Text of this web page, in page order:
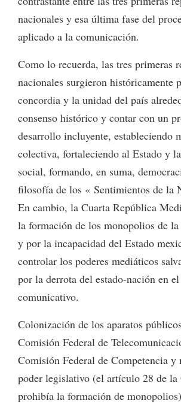
nacionales y esa última fase del
aplicado a la comunicación.
Como lo recuerda, las tres primeras
nacionales surgieron históricamente
concordia y la unidad del país
consenso histórico y contar con un
desarrollo incluyente, estableciendo
colectiva, fortaleciendo al Estado y
social, formando, en suma,
filosofía de los « Sentimientos de la
En cambio, la Cuarta República
la formación de los monopolios de
y por la incapacidad del Estado
controlar los poderes mediáticos
por la derrota del estado-nación en
comunicativo.
Colonización de los aparatos
Comisión Federal de
Comisión Federal de Competencia y
poder legislativo (el artículo 28 de la
prohibía la formación de